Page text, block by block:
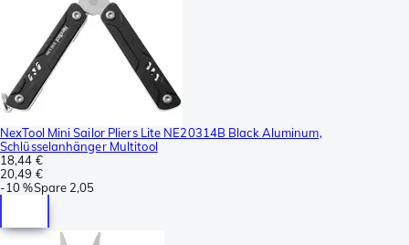
NexTool Mini Sailor Pliers Lite NE20314B Black Aluminum,
Schlüsselanhänger Multitool
18,44 €
20,49 €
-10 %Spare 2,05